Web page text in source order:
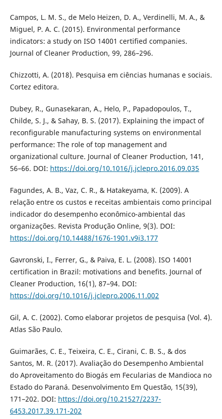
Campos, L. M. S., de Melo Heizen, D. A., Verdinelli, M. A., &
Miguel, P. A. C. (2015). Environmental performance
indicators: a study on ISO 14001 certified companies.
Journal of Cleaner Production, 99, 286–296.
Chizzotti, A. (2018). Pesquisa em ciências humanas e sociais.
Cortez editora.
Dubey, R., Gunasekaran, A., Helo, P., Papadopoulos, T.,
Childe, S. J., & Sahay, B. S. (2017). Explaining the impact of
reconfigurable manufacturing systems on environmental
performance: The role of top management and
organizational culture. Journal of Cleaner Production, 141,
56–66. DOI: https://doi.org/10.1016/j.jclepro.2016.09.035
Fagundes, A. B., Vaz, C. R., & Hatakeyama, K. (2009). A
relação entre os custos e receitas ambientais como principal
indicador do desempenho econômico-ambiental das
organizações. Revista Produção Online, 9(3). DOI:
https://doi.org/10.14488/1676-1901.v9i3.177
Gavronski, I., Ferrer, G., & Paiva, E. L. (2008). ISO 14001
certification in Brazil: motivations and benefits. Journal of
Cleaner Production, 16(1), 87–94. DOI:
https://doi.org/10.1016/j.jclepro.2006.11.002
Gil, A. C. (2002). Como elaborar projetos de pesquisa (Vol. 4).
Atlas São Paulo.
Guimarães, C. E., Teixeira, C. E., Cirani, C. B. S., & dos
Santos, M. R. (2017). Avaliação do Desempenho Ambiental
do Aproveitamento do Biogás em Fecularias de Mandioca no
Estado do Paraná. Desenvolvimento Em Questão, 15(39),
171–202. DOI: https://doi.org/10.21527/2237-
6453.2017.39.171-202